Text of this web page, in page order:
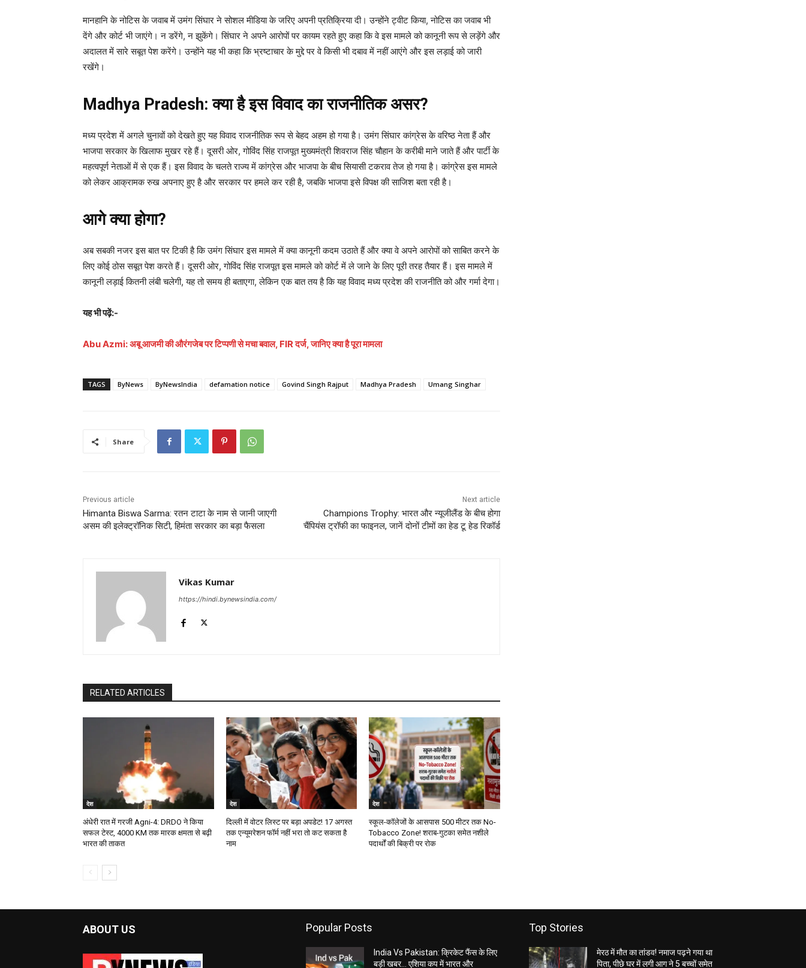
मानहानि के नोटिस के जवाब में उमंग सिंघार ने सोशल मीडिया के जरिए अपनी प्रतिक्रिया दी। उन्होंने ट्वीट किया, नोटिस का जवाब भी
देंगे और कोर्ट भी जाएंगे। न डरेंगे, न झुकेंगे। सिंघार ने अपने आरोपों पर कायम रहते हुए कहा कि वे इस मामले को कानूनी रूप से लड़ेंगे और
अदालत में सारे सबूत पेश करेंगे। उन्होंने यह भी कहा कि भ्रष्टाचार के मुद्दे पर वे किसी भी दबाव में नहीं आएंगे और इस लड़ाई को जारी
रखेंगे।
Madhya Pradesh: क्या है इस विवाद का राजनीतिक असर?
मध्य प्रदेश में अगले चुनावों को देखते हुए यह विवाद राजनीतिक रूप से बेहद अहम हो गया है। उमंग सिंघार कांग्रेस के वरिष्ठ नेता हैं और
भाजपा सरकार के खिलाफ मुखर रहे हैं। दूसरी ओर, गोविंद सिंह राजपूत मुख्यमंत्री शिवराज सिंह चौहान के करीबी माने जाते हैं और पार्टी के
महत्वपूर्ण नेताओं में से एक हैं। इस विवाद के चलते राज्य में कांग्रेस और भाजपा के बीच सियासी टकराव तेज हो गया है। कांग्रेस इस मामले
को लेकर आक्रामक रुख अपनाए हुए है और सरकार पर हमले कर रही है, जबकि भाजपा इसे विपक्ष की साजिश बता रही है।
आगे क्या होगा?
अब सबकी नजर इस बात पर टिकी है कि उमंग सिंघार इस मामले में क्या कानूनी कदम उठाते हैं और क्या वे अपने आरोपों को साबित करने के
लिए कोई ठोस सबूत पेश करते हैं। दूसरी ओर, गोविंद सिंह राजपूत इस मामले को कोर्ट में ले जाने के लिए पूरी तरह तैयार हैं। इस मामले में
कानूनी लड़ाई कितनी लंबी चलेगी, यह तो समय ही बताएगा, लेकिन एक बात तय है कि यह विवाद मध्य प्रदेश की राजनीति को और गर्मा देगा।
यह भी पढ़ें:-
Abu Azmi: अबू आजमी की औरंगजेब पर टिप्पणी से मचा बवाल, FIR दर्ज, जानिए क्या है पूरा मामला
TAGS ByNews ByNewsIndia defamation notice Govind Singh Rajput Madhya Pradesh Umang Singhar
Share
Previous article
Himanta Biswa Sarma: रतन टाटा के नाम से जानी जाएगी
असम की इलेक्ट्रॉनिक सिटी, हिमंता सरकार का बड़ा फैसला
Next article
Champions Trophy: भारत और न्यूजीलैंड के बीच होगा
चैंपियंस ट्रॉफी का फाइनल, जानें दोनों टीमों का हेड टू हेड रिकॉर्ड
Vikas Kumar
https://hindi.bynewsindia.com/
RELATED ARTICLES
देश
अंधेरी रात में गरजी Agni-4: DRDO ने किया
सफल टेस्ट, 4000 KM तक मारक क्षमता से बढ़ी
भारत की ताकत
देश
दिल्ली में वोटर लिस्ट पर बड़ा अपडेट! 17 अगस्त
तक एन्यूमरेशन फॉर्म नहीं भरा तो कट सकता है
नाम
देश
स्कूल-कॉलेजों के आसपास 500 मीटर तक No-
Tobacco Zone! शराब-गुटका समेत नशीले
पदार्थों की बिक्री पर रोक
ABOUT US Popular Posts
India Vs Pakistan: क्रिकेट फैंस के लिए
बड़ी खबर… एशिया कप में भारत और
Top Stories
मेरठ में मौत का तांडव! नमाज पढ़ने गया था
पिता, पीछे घर में लगी आग ने 5 बच्चों समेत